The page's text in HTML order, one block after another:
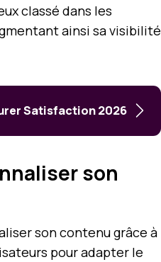
classé dans les
ainsi sa visibilité
Satisfaction 2026
son
son contenu grâce à
pour adapter le